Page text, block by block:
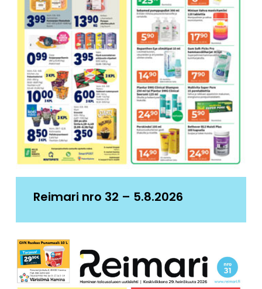
Reimari nro 32 – 5.8.2026